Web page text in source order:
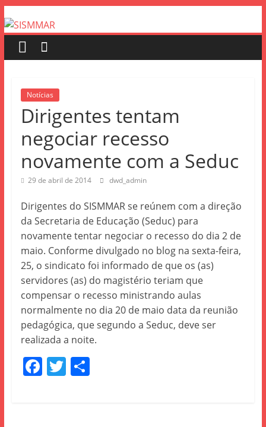
Notícias
Dirigentes tentam
negociar recesso
novamente com a Seduc
29 de abril de 2014 dwd_admin
Dirigentes do SISMMAR se reúnem com a direção
da Secretaria de Educação (Seduc) para
novamente tentar negociar o recesso do dia 2 de
maio. Conforme divulgado no blog na sexta-feira,
25, o sindicato foi informado de que os (as)
servidores (as) do magistério teriam que
compensar o recesso ministrando aulas
normalmente no dia 20 de maio data da reunião
pedagógica, que segundo a Seduc, deve ser
realizada a noite.
F T S